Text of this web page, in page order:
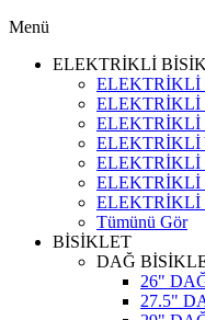
Menü
ELEKTRİKLİ
ELEKTRİKLİ
ELEKTRİKLİ
ELEKTRİKLİ
ELEKTRİKLİ
ELEKTRİKLİ
ELEKTRİKLİ
ELEKTRİKLİ
Tümünü Gör
BİSİKLET
DAĞ
26"
27.5"